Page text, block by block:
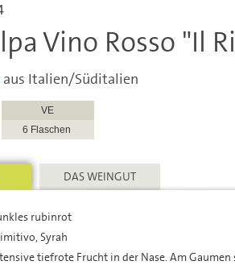
Vino Rosso "Il
aus Italien/Süditalien
VE
6 Flaschen
DAS WEINGUT
rubinrot
Syrah
tiefrote Frucht in der Nase. Am